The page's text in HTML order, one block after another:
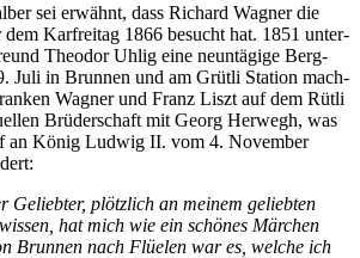
sei er­wähnt, dass Ri­chard Wag­ner die
Kar­frei­tag 1866 be­sucht hat. 1851 un­ter­
Theo­dor Uh­l­ig eine neun­tä­gi­ge Berg-
Juli in Brun­nen und am Grüt­li Sta­ti­on mach­
Wag­ner und Franz Liszt auf dem Rüt­li
Brü­der­schaft mit Ge­org Her­wegh, was
an Kö­nig Lud­wig II. vom 4. No­vem­ber
Ge­lieb­ter, plötz­lich an mei­nem ge­lieb­ten
hat mich wie ein schö­nes Mär­chen
Brun­nen nach Flüelen war es, wel­che ich